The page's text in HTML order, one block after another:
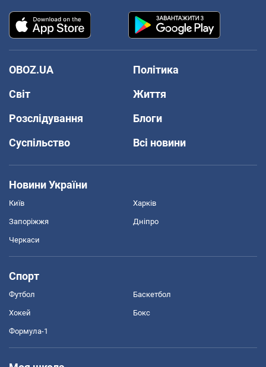
OBOZ.UA
Політика
Світ
Життя
Розслідування
Блоги
Суспільство
Всі новини
Новини України
Київ Харків
Запоріжжя Дніпро
Черкаси
Спорт
Футбол Баскетбол
Хокей Бокс
Формула-1